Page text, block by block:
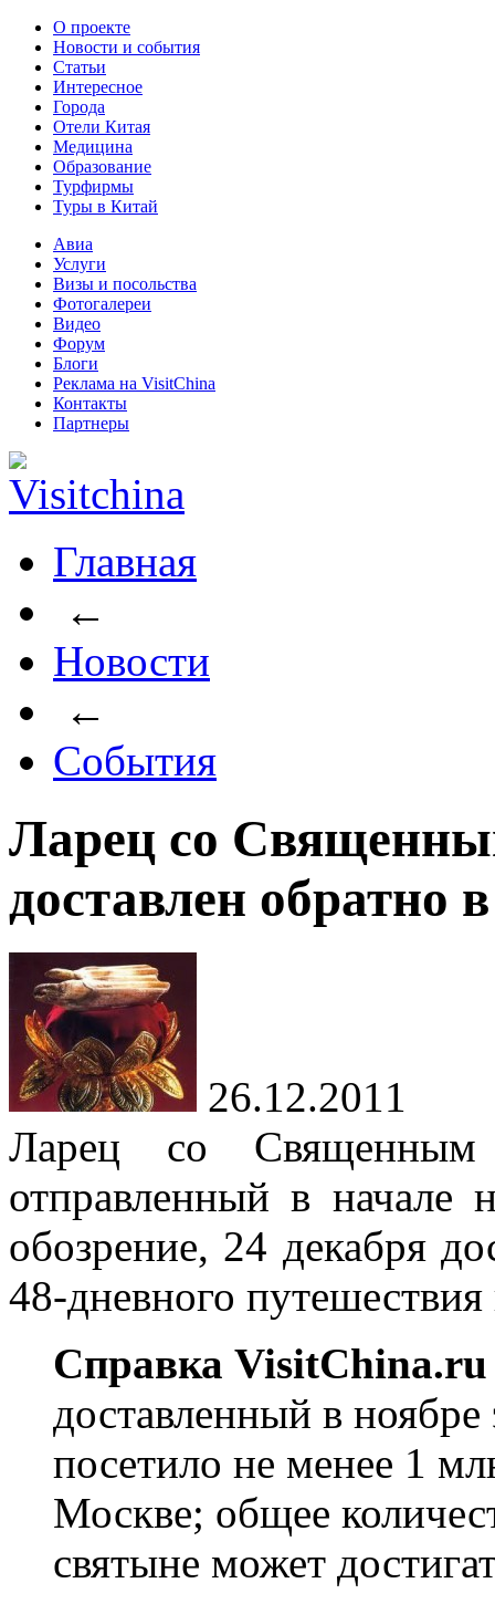
О проекте
Новости и события
Статьи
Интересное
Города
Отели Китая
Медицина
Образование
Турфирмы
Туры в Китай
Авиа
Услуги
Визы и посольства
Фотогалереи
Видео
Форум
Блоги
Реклама на VisitChina
Контакты
Партнеры
Главная
←
Новости
←
События
Ларец со
доставлен обратно
26.12.2011
Ларец со
отправленный в
обозрение, 24 декабря
48-дневного
Справка VisitChina.ru
доставленный в
посетило не менее 1
Москве; общее
святыне может